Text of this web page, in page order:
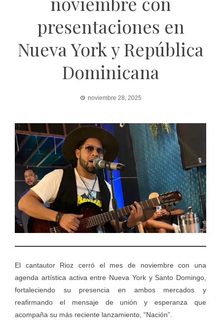
presentaciones en
Nueva York y República
Dominicana
noviembre 28, 2025
El cantautor Rioz cerró el mes de noviembre con una
agenda artística activa entre Nueva York y Santo Domingo,
fortaleciendo su presencia en ambos mercados y
reafirmando el mensaje de unión y esperanza que
acompaña su más reciente lanzamiento, “Nación”.